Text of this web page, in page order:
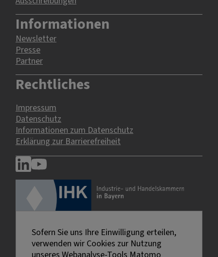
Informationen
Newsletter
Presse
Partner
Rechtliches
Impressum
Datenschutz
Informationen zum Datenschutz
Erklärung zur Barrierefreiheit
Sofern Sie uns Ihre Einwilligung erteilen,
verwenden wir Cookies zur Nutzung
unseres Webanalyse-Tools Matomo